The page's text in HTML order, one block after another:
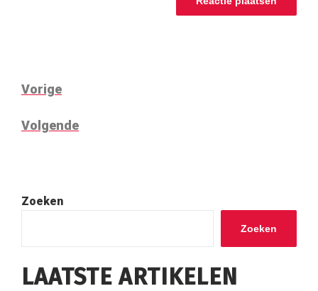
BERICHTNAVIGATIE
Vorig
Vorige
Volgend
Volgende
Zoeken
Zoeken
LAATSTE ARTIKELEN